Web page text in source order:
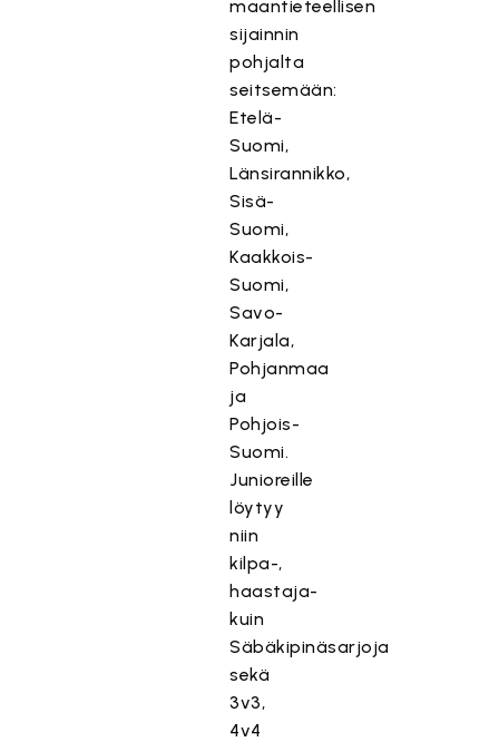
maantieteellisen
sijainnin
pohjalta
seitsemään:
Etelä-
Suomi,
Länsirannikko,
Sisä-
Suomi,
Kaakkois-
Suomi,
Savo-
Karjala,
Pohjanmaa
ja
Pohjois-
Suomi.
Junioreille
löytyy
niin
kilpa-,
haastaja-
kuin
Säbäkipinäsarjoja
sekä
3v3,
4v4